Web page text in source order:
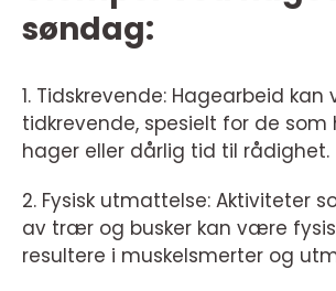
søndag:
1. Tidskrevende: Hagearbeid
tidkrevende, spesielt for de som
hager eller dårlig tid til rådighet.
2. Fysisk utmattelse: Aktiviteter
av trær og busker kan være
resultere i muskelsmerter og